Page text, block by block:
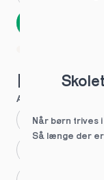
1 ud
Hvilke
Anbefalet til dig
Fagligt boost
Når børn trives
Så længe der er